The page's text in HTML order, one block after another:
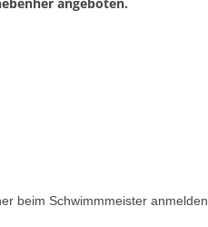
beim Schwimmmeister anmelden.